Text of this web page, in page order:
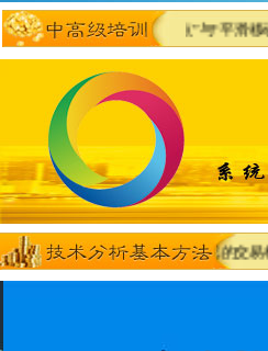
★ “抛物点”与“平滑移动平均
合自己）。 ★确定自己的交易模型。